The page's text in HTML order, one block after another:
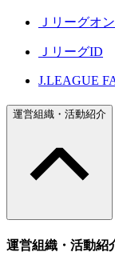
Ｊリーグオ
ＪリーグID
J.LEAGUE
運営組織・活動紹介
運営組織・活動紹